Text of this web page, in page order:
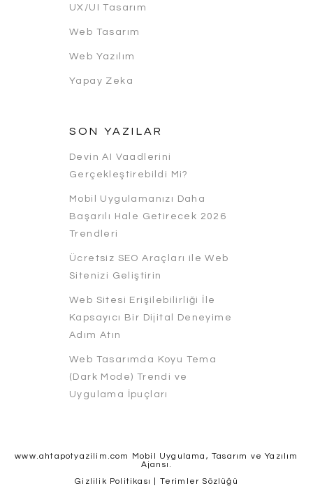
UX/UI Tasarım
Web Tasarım
Web Yazılım
Yapay Zeka
SON YAZILAR
Devin AI Vaadlerini
Gerçekleştirebildi Mi?
Mobil Uygulamanızı Daha
Başarılı Hale Getirecek 2026
Trendleri
Ücretsiz SEO Araçları ile Web
Sitenizi Geliştirin
Web Sitesi Erişilebilirliği İle
Kapsayıcı Bir Dijital Deneyime
Adım Atın
Web Tasarımda Koyu Tema
(Dark Mode) Trendi ve
Uygulama İpuçları
www.ahtapotyazilim.com Mobil Uygulama, Tasarım ve Yazılım
Ajansı.
Gizlilik Politikası
Terimler Sözlüğü